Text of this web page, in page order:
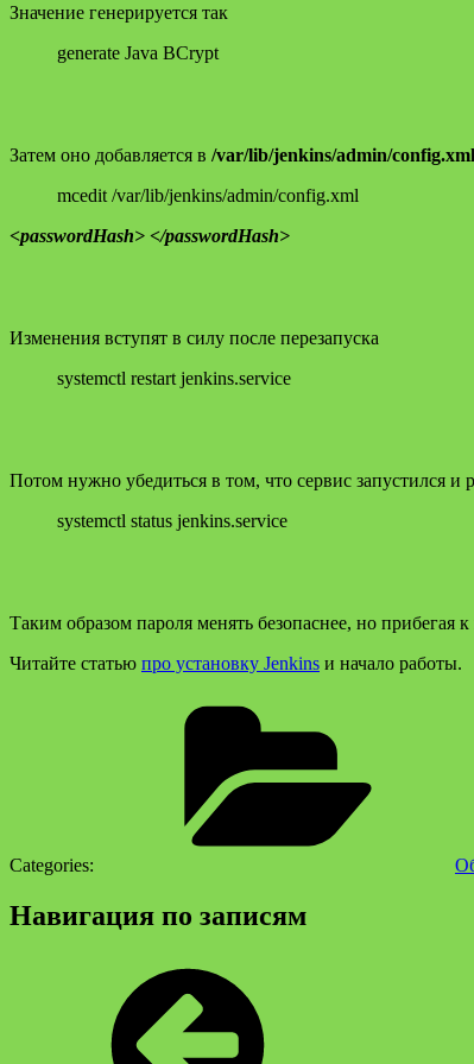
Значение генерируется так
generate Java BCrypt
Затем оно добавляется в /var/lib/jenkins/admin/config.xml
mcedit /var/lib/jenkins/admin/config.xml
<passwordHash> </passwordHash>
Изменения вступят в силу после перезапуска
systemctl restart jenkins.service
Потом нужно убедиться в том, что сервис запустился и
systemctl status jenkins.service
Таким образом пароля менять безопаснее, но прибегая к
Читайте статью про установку Jenkins и начало работы.
Categories:
Навигация по записям